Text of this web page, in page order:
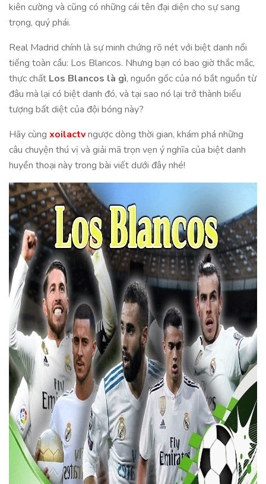
kiên cường và cũng có những cái tên đại diện cho sự sang
trọng, quý phái.
Real Madrid chính là sự minh chứng rõ nét với biệt danh nổi
tiếng toàn cầu: Los Blancos. Nhưng bạn có bao giờ thắc mắc,
thực chất Los Blancos là gì, nguồn gốc của nó bắt nguồn từ
đâu mà lại có biệt danh đó, và tại sao nó lại trở thành biểu
tượng bất diệt của đội bóng này?
Hãy cùng xoilactvngược dòng thời gian, khám phá những
câu chuyện thú vị và giải mã trọn vẹn ý nghĩa của biệt danh
huyền thoại này trong bài viết dưới đây nhé!